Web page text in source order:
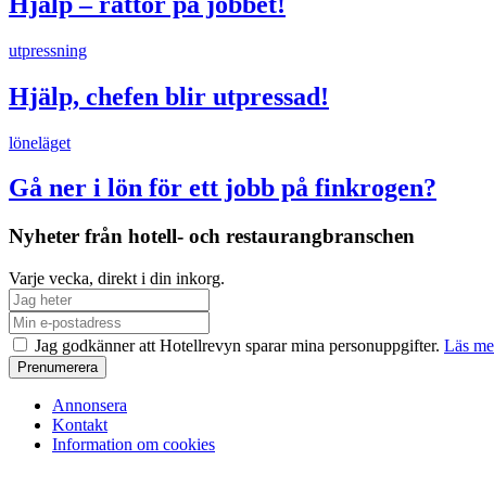
utpressning
Hjälp, chefen blir utpressad!
löneläget
Gå ner i lön för ett jobb på finkrogen?
Nyheter från hotell- och restaurangbranschen
Varje vecka, direkt i din inkorg.
Jag godkänner att Hotellrevyn sparar mina personuppgifter. Läs
Annonsera
Kontakt
Information om cookies